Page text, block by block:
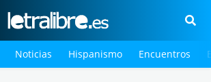
Noticias Hispanismo Encuentros